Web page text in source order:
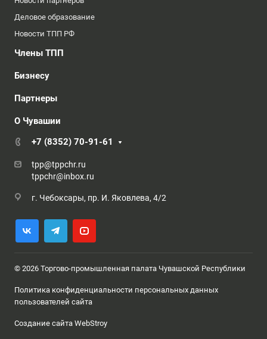
Деловое образование
Новости ТПП РФ
Члены ТПП
Бизнесу
Партнеры
О Чувашии
+7 (8352) 70-91-61
tpp@tppchr.ru
tppchr@inbox.ru
г. Чебоксары, пр. И. Яковлева, 4/2
© 2026 Торгово-промышленная палата Чувашской Республики
Политика конфиденциальности персональных данных
пользователей сайта
Создание сайта WebStroy